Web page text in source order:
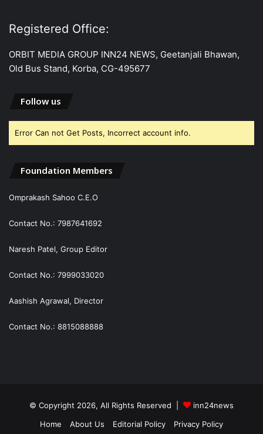
Registered Office:
ORBIT MEDIA GROUP INN24 NEWS, Geetanjali Bhawan,
Old Bus Stand, Korba, CG-495677
Follow us
Error Can not Get Posts, Incorrect account info.
Foundation Members
Omprakash Sahoo C.E.O
Contact No.: 7987641692
Naresh Patel, Group Editor
Contact No.: 7999033020
Aashish Agrawal, Director
Contact No.: 8815088888
© Copyright 2026, All Rights Reserved |
inn24news
Home
About Us Editorial Policy Privacy Policy